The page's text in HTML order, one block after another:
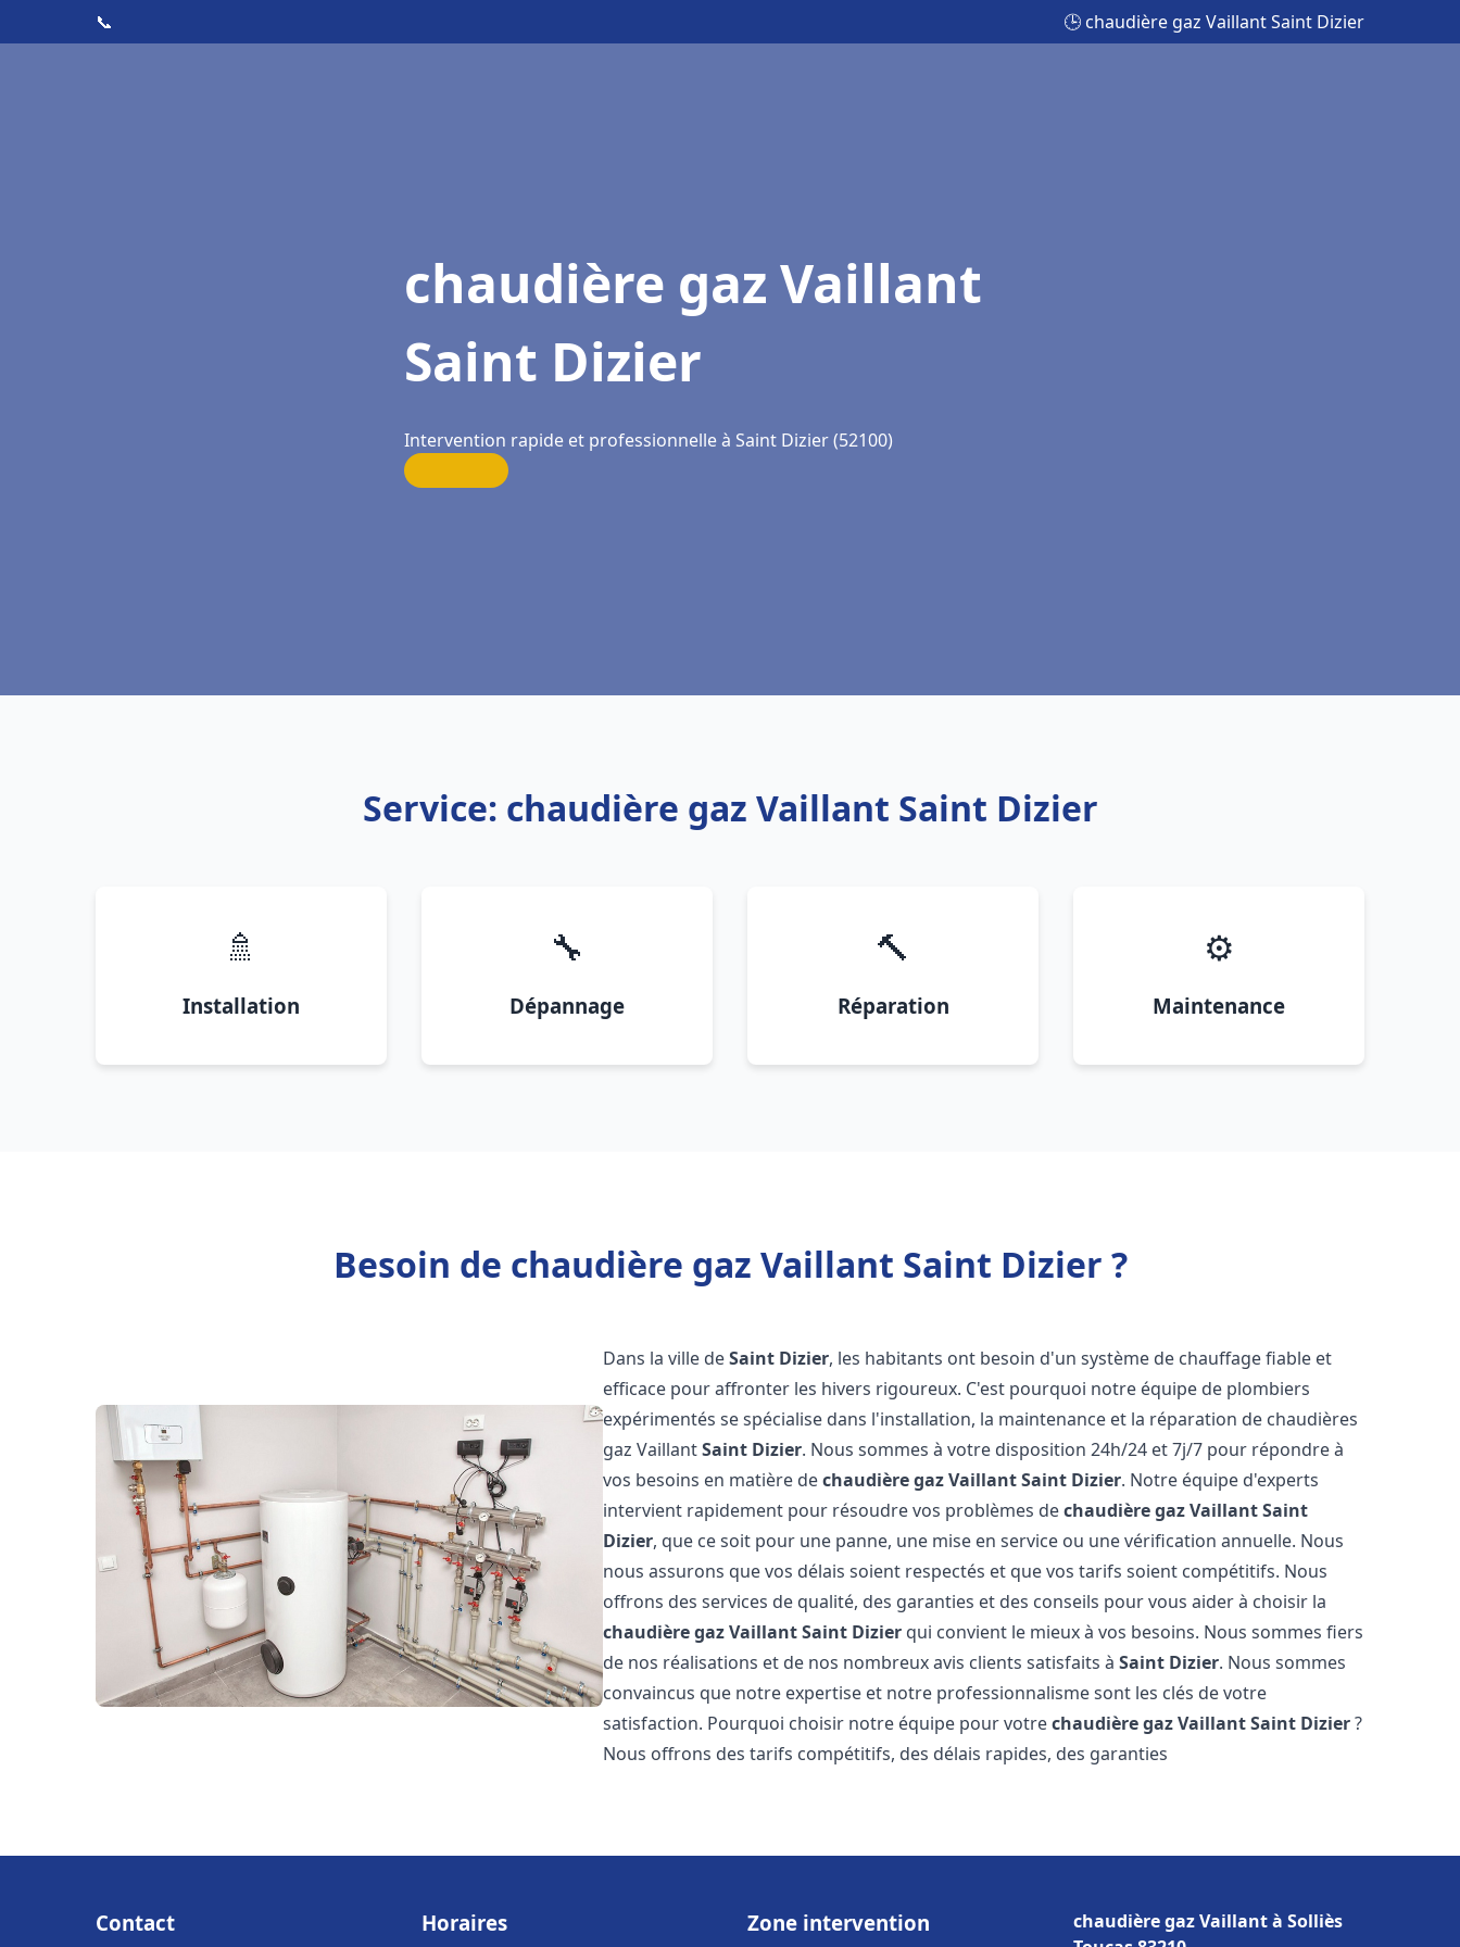
📞 🕒 chaudière gaz Vaillant Saint Dizier
chaudière gaz Vaillant
Saint Dizier
Intervention rapide et professionnelle à Saint Dizier (52100)
Service: chaudière gaz Vaillant Saint Dizier
🚿
Installation
🔧
Dépannage
🔨
Réparation
⚙️
Maintenance
Besoin de chaudière gaz Vaillant Saint Dizier ?
Dans la ville deSaint Dizier, les habitants ont besoin d'un système de chauffage fiable et
efficace pour affronter les hivers rigoureux. C'est pourquoi notre équipe de plombiers
expérimentés se spécialise dans l'installation, la maintenance et la réparation de chaudières
gaz VaillantSaint Dizier. Nous sommes à votre disposition 24h/24 et 7j/7 pour répondre à
vos besoins en matière dechaudière gaz VaillantSaint Dizier. Notre équipe d'experts
intervient rapidement pour résoudre vos problèmes dechaudière gaz VaillantSaint
Dizier, que ce soit pour une panne, une mise en service ou une vérification annuelle. Nous
nous assurons que vos délais soient respectés et que vos tarifs soient compétitifs. Nous
offrons des services de qualité, des garanties et des conseils pour vous aider à choisir la
chaudière gaz VaillantSaint Dizier qui convient le mieux à vos besoins. Nous sommes fiers
de nos réalisations et de nos nombreux avis clients satisfaits àSaint Dizier. Nous sommes
convaincus que notre expertise et notre professionnalisme sont les clés de votre
satisfaction. Pourquoi choisir notre équipe pour votrechaudière gaz VaillantSaint Dizier?
Nous offrons des tarifs compétitifs, des délais rapides, des garanties
Contact Horaires Zone intervention
chaudière gaz Vaillant à Solliès